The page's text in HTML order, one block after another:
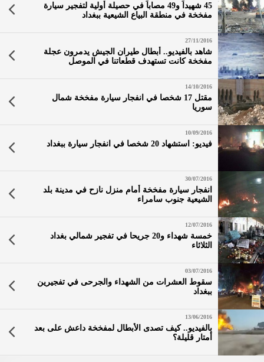
45 شهيداً و49 مصاباً في حصيلة أولية لتفجير سيارة
مفخخة في منطقة البياع الشيعية ببغداد
27/11/2016
شاهد بالفيديو.. أبطال طيران الجيش يدمرون عجلة
مفخخة كانت تستهدف قطعاتنا في الموصل
14/10/2016
مقتل 17 شخصا في انفجار سيارة مفخخة شمال
سوريا
10/09/2016
فيديو: استشهاد 20 شخصا في انفجار سيارة ببغداد
30/07/2016
انفجار سيارة مفخخة أمام منزل نازح في مدينة بلد
الشيعية جنوب سامراء
12/07/2016
خمسة شهداء و20 جريحا في تفجير شمالي بغداد
الثلاثاء
03/07/2016
سقوط العشرات من الشهداء والجرحى في تفجيرين
ببغداد
13/06/2016
بالفيديو.. كيف تصدى الأبطال لمفخخة داعش على بعد
أمتار قليلة؟